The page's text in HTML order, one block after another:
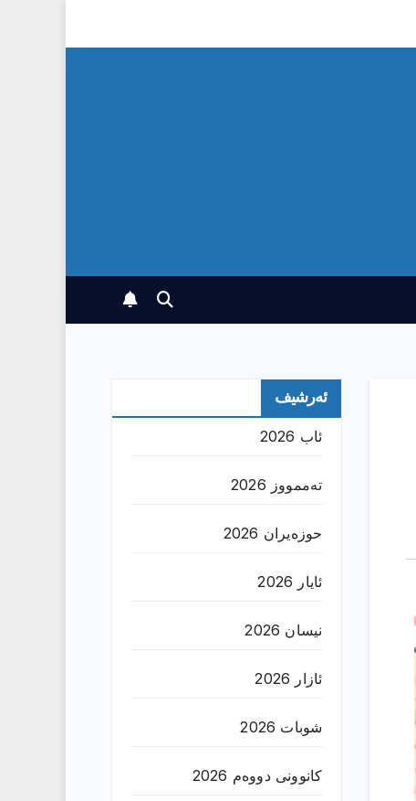
ئەرشیف
ئاب 2026
تەممووز 2026
حوزه‌یران 2026
ئایار 2026
نیسان 2026
ئازار 2026
شوبات 2026
کانوونی دووەم 2026